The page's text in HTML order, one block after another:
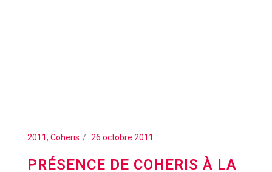
2011, Coheris 26 octobre 2011
PRÉSENCE DE COHERIS À LA